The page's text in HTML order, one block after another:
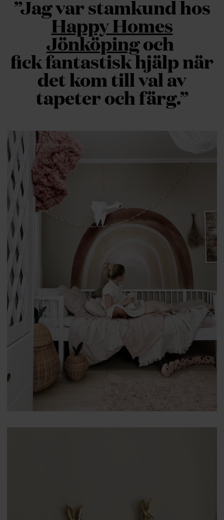
”Jag var stamkund hos
Happy Homes
Jönköpingoch
fick fantastisk hjälp när
det kom till val av
tapeter och färg.”